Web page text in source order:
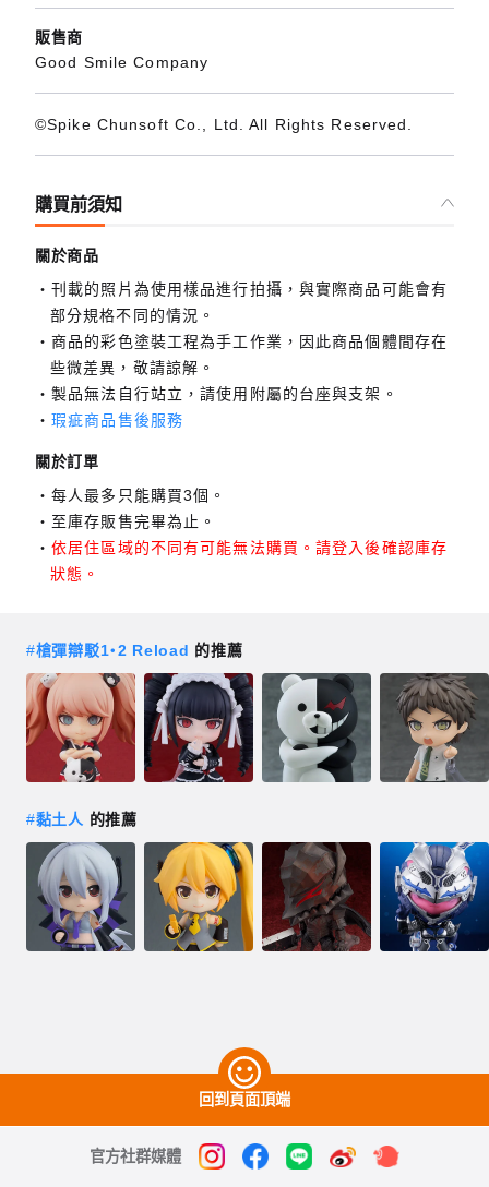
販售商
Good Smile Company
©Spike Chunsoft Co., Ltd. All Rights Reserved.
購買前須知
關於商品
刊載的照片為使用樣品進行拍攝，與實際商品可能會有
部分規格不同的情況。
商品的彩色塗裝工程為手工作業，因此商品個體間存在
些微差異，敬請諒解。
製品無法自行站立，請使用附屬的台座與支架。
瑕疵商品售後服務
關於訂單
每人最多只能購買3個。
至庫存販售完畢為止。
依居住區域的不同有可能無法購買。請登入後確認庫存
狀態。
#槍彈辯駁1‧2 Reload 的推薦
#黏土人 的推薦
回到頁面頂端
官方社群媒體